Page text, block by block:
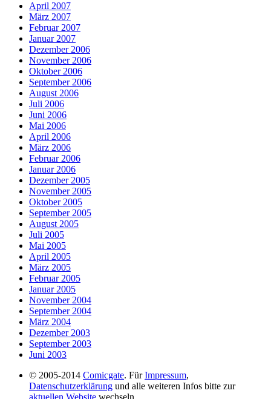
April 2007
März 2007
Februar 2007
Januar 2007
Dezember 2006
November 2006
Oktober 2006
September 2006
August 2006
Juli 2006
Juni 2006
Mai 2006
April 2006
März 2006
Februar 2006
Januar 2006
Dezember 2005
November 2005
Oktober 2005
September 2005
August 2005
Juli 2005
Mai 2005
April 2005
März 2005
Februar 2005
Januar 2005
November 2004
September 2004
März 2004
Dezember 2003
September 2003
Juni 2003
© 2005-2014 Comicgate. FürImpressum,
Datenschutzerklärung und alle weiteren Infos bitte zur